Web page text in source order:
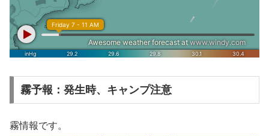
霧予報：発生時、キャンプ注意
霧情報です。